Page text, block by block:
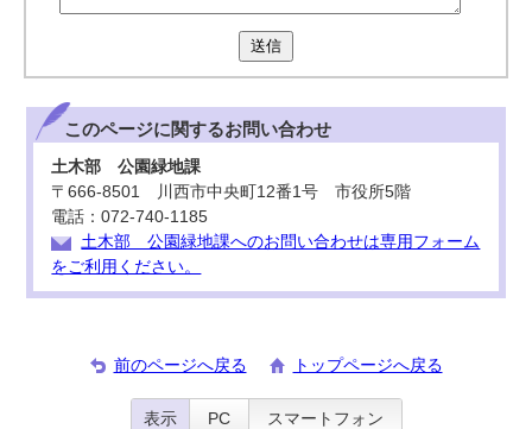
送信
このページに関するお問い合わせ
土木部 公園緑地課
〒666-8501 川西市中央町12番1号 市役所5階
電話：072-740-1185
土木部 公園緑地課へのお問い合わせは専用フォーム
をご利用ください。
前のページへ戻る トップページへ戻る
表示 PC スマートフォン